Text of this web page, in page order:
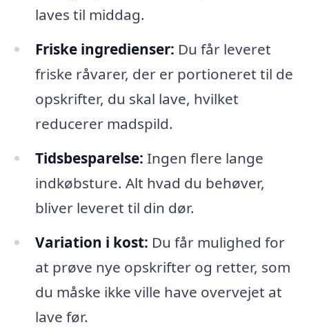
laves til middag.
Friske ingredienser: Du får leveret
friske råvarer, der er portioneret til de
opskrifter, du skal lave, hvilket
reducerer madspild.
Tidsbesparelse: Ingen flere lange
indkøbsture. Alt hvad du behøver,
bliver leveret til din dør.
Variation i kost: Du får mulighed for
at prøve nye opskrifter og retter, som
du måske ikke ville have overvejet at
lave før.